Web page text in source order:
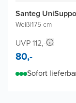
Santeg
Weiß|175 cm
UVP 112,-
80,-
Sofort